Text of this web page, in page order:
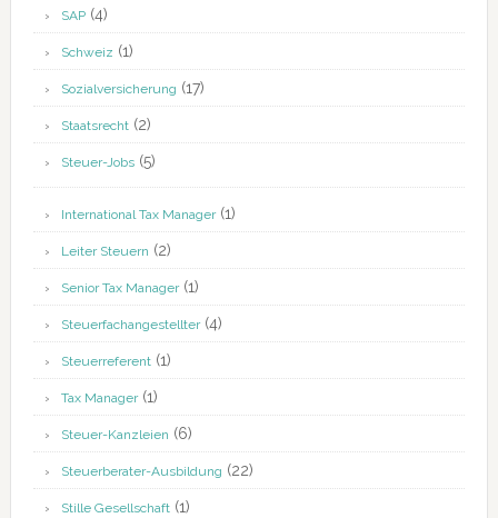
SAP(4)
Schweiz (1)
Sozialversicherung (17)
Staatsrecht(2)
Steuer-Jobs(5)
International Tax Manager(1)
Leiter Steuern (2)
Senior Tax Manager(1)
Steuerfachangestellter(4)
Steuerreferent(1)
Tax Manager(1)
Steuer-Kanzleien (6)
Steuerberater-Ausbildung (22)
Stille Gesellschaft(1)